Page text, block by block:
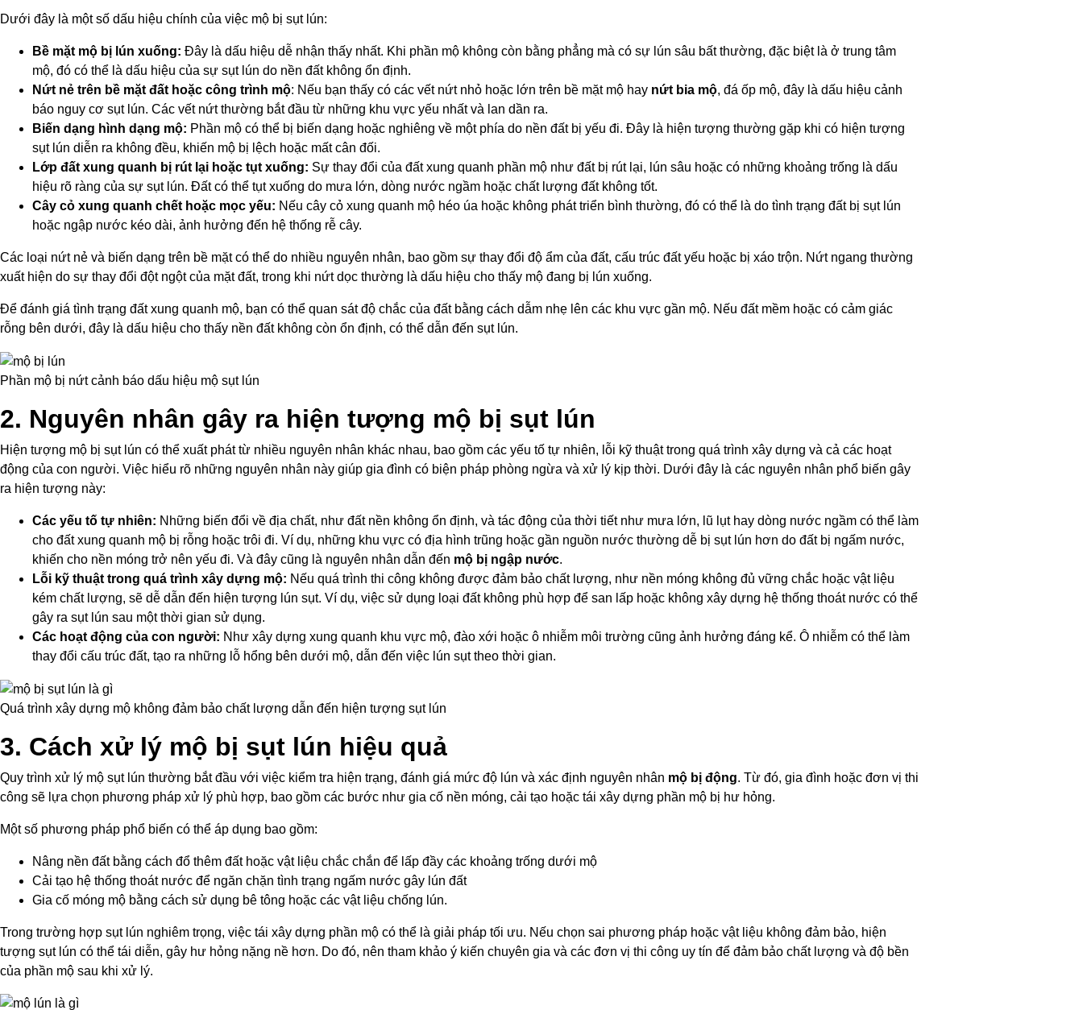
Dưới đây là một số dấu hiệu chính của việc mộ bị sụt lún:
Bề mặt mộ bị lún xuống: Đây là dấu hiệu dễ nhận thấy nhất. Khi phần mộ không còn bằng phẳng mà có sự lún sâu bất thường, đặc biệt là ở trung tâm
mộ, đó có thể là dấu hiệu của sự sụt lún do nền đất không ổn định.
Nứt nẻ trên bề mặt đất hoặc công trình mộ: Nếu bạn thấy có các vết nứt nhỏ hoặc lớn trên bề mặt mộ hay nứt bia mộ, đá ốp mộ, đây là dấu hiệu cảnh
báo nguy cơ sụt lún. Các vết nứt thường bắt đầu từ những khu vực yếu nhất và lan dần ra.
Biến dạng hình dạng mộ: Phần mộ có thể bị biến dạng hoặc nghiêng về một phía do nền đất bị yếu đi. Đây là hiện tượng thường gặp khi có hiện tượng
sụt lún diễn ra không đều, khiến mộ bị lệch hoặc mất cân đối.
Lớp đất xung quanh bị rút lại hoặc tụt xuống: Sự thay đổi của đất xung quanh phần mộ như đất bị rút lại, lún sâu hoặc có những khoảng trống là dấu
hiệu rõ ràng của sự sụt lún. Đất có thể tụt xuống do mưa lớn, dòng nước ngầm hoặc chất lượng đất không tốt.
Cây cỏ xung quanh chết hoặc mọc yếu: Nếu cây cỏ xung quanh mộ héo úa hoặc không phát triển bình thường, đó có thể là do tình trạng đất bị sụt lún
hoặc ngập nước kéo dài, ảnh hưởng đến hệ thống rễ cây.
Các loại nứt nẻ và biến dạng trên bề mặt có thể do nhiều nguyên nhân, bao gồm sự thay đổi độ ẩm của đất, cấu trúc đất yếu hoặc bị xáo trộn. Nứt ngang thường
xuất hiện do sự thay đổi đột ngột của mặt đất, trong khi nứt dọc thường là dấu hiệu cho thấy mộ đang bị lún xuống.
Để đánh giá tình trạng đất xung quanh mộ, bạn có thể quan sát độ chắc của đất bằng cách dẫm nhẹ lên các khu vực gần mộ. Nếu đất mềm hoặc có cảm giác
rỗng bên dưới, đây là dấu hiệu cho thấy nền đất không còn ổn định, có thể dẫn đến sụt lún.
Phần mộ bị nứt cảnh báo dấu hiệu mộ sụt lún
2. Nguyên nhân gây ra hiện tượng mộ bị sụt lún
Hiện tượng mộ bị sụt lún có thể xuất phát từ nhiều nguyên nhân khác nhau, bao gồm các yếu tố tự nhiên, lỗi kỹ thuật trong quá trình xây dựng và cả các hoạt
động của con người. Việc hiểu rõ những nguyên nhân này giúp gia đình có biện pháp phòng ngừa và xử lý kịp thời. Dưới đây là các nguyên nhân phổ biến gây
ra hiện tượng này:
Các yếu tố tự nhiên: Những biến đổi về địa chất, như đất nền không ổn định, và tác động của thời tiết như mưa lớn, lũ lụt hay dòng nước ngầm có thể làm
cho đất xung quanh mộ bị rỗng hoặc trôi đi. Ví dụ, những khu vực có địa hình trũng hoặc gần nguồn nước thường dễ bị sụt lún hơn do đất bị ngấm nước,
khiến cho nền móng trở nên yếu đi. Và đây cũng là nguyên nhân dẫn đến mộ bị ngập nước.
Lỗi kỹ thuật trong quá trình xây dựng mộ: Nếu quá trình thi công không được đảm bảo chất lượng, như nền móng không đủ vững chắc hoặc vật liệu
kém chất lượng, sẽ dễ dẫn đến hiện tượng lún sụt. Ví dụ, việc sử dụng loại đất không phù hợp để san lấp hoặc không xây dựng hệ thống thoát nước có thể
gây ra sụt lún sau một thời gian sử dụng.
Các hoạt động của con người: Như xây dựng xung quanh khu vực mộ, đào xới hoặc ô nhiễm môi trường cũng ảnh hưởng đáng kể. Ô nhiễm có thể làm
thay đổi cấu trúc đất, tạo ra những lỗ hổng bên dưới mộ, dẫn đến việc lún sụt theo thời gian.
Quá trình xây dựng mộ không đảm bảo chất lượng dẫn đến hiện tượng sụt lún
3. Cách xử lý mộ bị sụt lún hiệu quả
Quy trình xử lý mộ sụt lún thường bắt đầu với việc kiểm tra hiện trạng, đánh giá mức độ lún và xác định nguyên nhân mộ bị động. Từ đó, gia đình hoặc đơn vị thi
công sẽ lựa chọn phương pháp xử lý phù hợp, bao gồm các bước như gia cố nền móng, cải tạo hoặc tái xây dựng phần mộ bị hư hỏng.
Một số phương pháp phổ biến có thể áp dụng bao gồm:
Nâng nền đất bằng cách đổ thêm đất hoặc vật liệu chắc chắn để lấp đầy các khoảng trống dưới mộ
Cải tạo hệ thống thoát nước để ngăn chặn tình trạng ngấm nước gây lún đất
Gia cố móng mộ bằng cách sử dụng bê tông hoặc các vật liệu chống lún.
Trong trường hợp sụt lún nghiêm trọng, việc tái xây dựng phần mộ có thể là giải pháp tối ưu. Nếu chọn sai phương pháp hoặc vật liệu không đảm bảo, hiện
tượng sụt lún có thể tái diễn, gây hư hỏng nặng nề hơn. Do đó, nên tham khảo ý kiến chuyên gia và các đơn vị thi công uy tín để đảm bảo chất lượng và độ bền
của phần mộ sau khi xử lý.